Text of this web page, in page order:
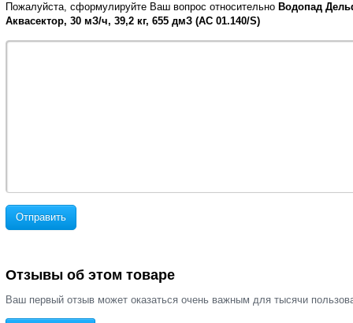
Пожалуйста, сформулируйте Ваш вопрос относительно Водопад
Аквасектор, 30 мЗ/ч, 39,2 кг, 655 дмЗ (АС 01.140/S)
Отправить
Отзывы об этом товаре
Ваш первый отзыв может оказаться очень важным для тысячи